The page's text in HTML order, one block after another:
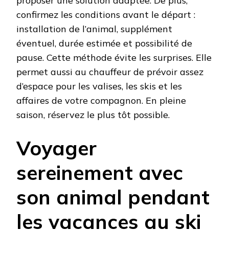
confirmez les conditions avant le départ :
installation de l’animal, supplément
éventuel, durée estimée et possibilité de
pause. Cette méthode évite les surprises. Elle
permet aussi au chauffeur de prévoir assez
d’espace pour les valises, les skis et les
affaires de votre compagnon. En pleine
saison, réservez le plus tôt possible.
Voyager
sereinement avec
son animal pendant
les vacances au ski